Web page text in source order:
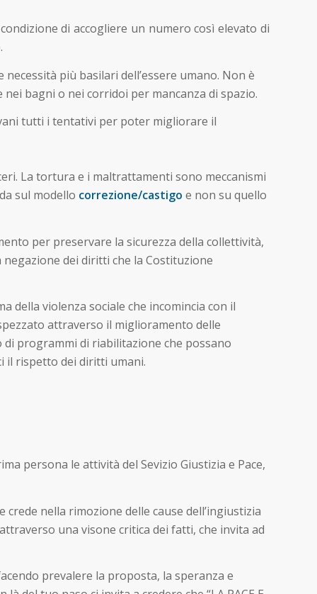
di accogliere un numero così­ elevato di
più basilari dell’essere umano. Non è
bagni o nei corridoi per mancanza di spazio.
tutti i tentativi per poter migliorare il
La tortura e i maltrattamenti sono meccanismi
sul modello correzione/castigo e non su quello
per preservare la sicurezza della collettività,
dei diritti che la Costituzione
della violenza sociale che incomincia con il
attraverso il miglioramento delle
programmi di riabilitazione che possano
il rispetto dei diritti umani.
persona le attività del Sevizio Giustizia e Pace,
nella rimozione delle cause dell’ingiustizia
una visone critica dei fatti, che invita ad
prevalere la proposta, la speranza e